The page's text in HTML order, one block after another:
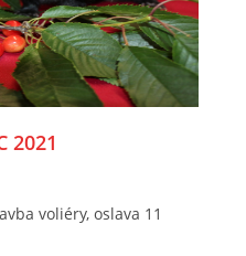
2021
voliéry, oslava 11